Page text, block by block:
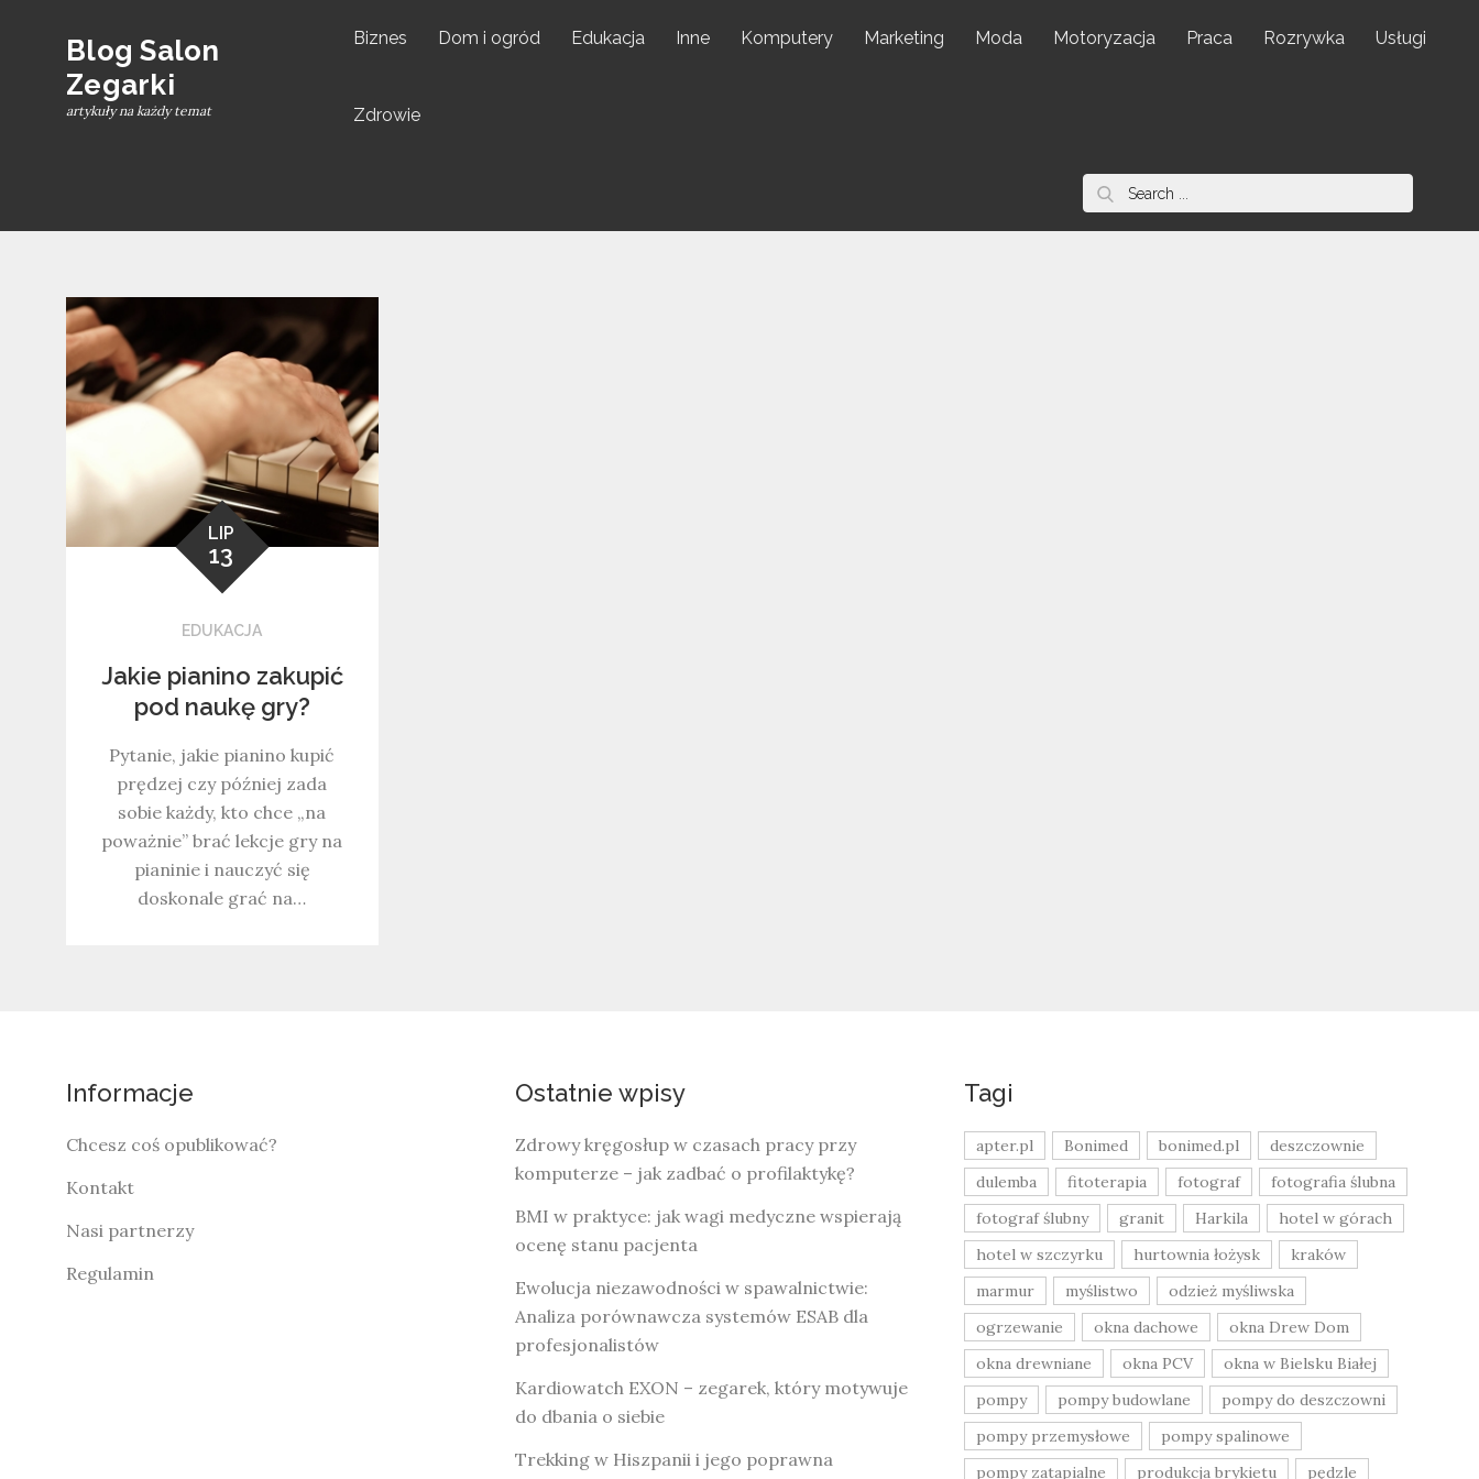
content
Blog Salon
Zegarki
artykuły na każdy temat
Biznes Dom i ogród Edukacja Inne Komputery Marketing Moda Motoryzacja Praca Rozrywka Usługi
Zdrowie
Search
for:
LIP
13
EDUKACJA
Jakie pianino zakupić
pod naukę gry?
Pytanie, jakie pianino kupić
prędzej czy później zada
sobie każdy, kto chce „na
poważnie” brać lekcje gry na
pianinie i nauczyć się
doskonale grać na…
Informacje
Chcesz coś opublikować?
Kontakt
Nasi partnerzy
Regulamin
Ostatnie wpisy
Zdrowy kręgosłup w czasach pracy przy
komputerze – jak zadbać o profilaktykę?
BMI w praktyce: jak wagi medyczne wspierają
ocenę stanu pacjenta
Ewolucja niezawodności w spawalnictwie:
Analiza porównawcza systemów ESAB dla
profesjonalistów
Kardiowatch EXON – zegarek, który motywuje
do dbania o siebie
Trekking w Hiszpanii i jego poprawna
Tagi
apter.pl Bonimed bonimed.pl
deszczownie
dulemba
fitoterapia fotograf
fotografia ślubna
fotograf ślubny
granit Harkila
hotel w górach
hotel w szczyrku
hurtownia łożysk
kraków
marmur
myślistwo
odzież myśliwska
ogrzewanie
okna dachowe
okna Drew Dom
okna drewniane
okna PCV
okna w Bielsku Białej
pompy
pompy budowlane
pompy do deszczowni
pompy przemysłowe
pompy spalinowe
pompy zatapialne
produkcja brykietu pędzle